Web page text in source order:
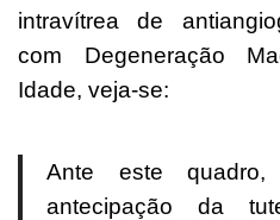
intravítrea de
com Degeneração
Idade, veja-se:
Ante este
antecipação da